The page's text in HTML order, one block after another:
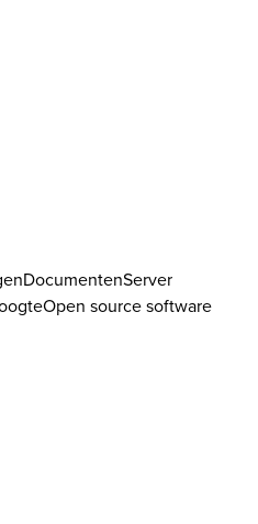
DocumentenServer
Open source software